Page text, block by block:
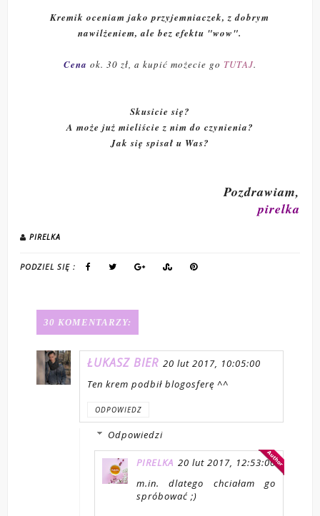
Kremik oceniam jako przyjemniaczek, z dobrym
nawilżeniem, ale bez efektu "wow".
Cena ok. 30 zł, a kupić możecie go TUTAJ.
Skusicie się?
A może już mieliście z nim do czynienia?
Jak się spisał u Was?
Pozdrawiam,
pirelka
PIRELKA
PODZIEL SIĘ :
30 KOMENTARZY:
ŁUKASZ BIER 20 lut 2017, 10:05:00
Ten krem podbił blogosferę ^^
ODPOWIEDZ
Odpowiedzi
PIRELKA 20 lut 2017, 12:53:00
m.in. dlatego chciałam go
spróbować ;)